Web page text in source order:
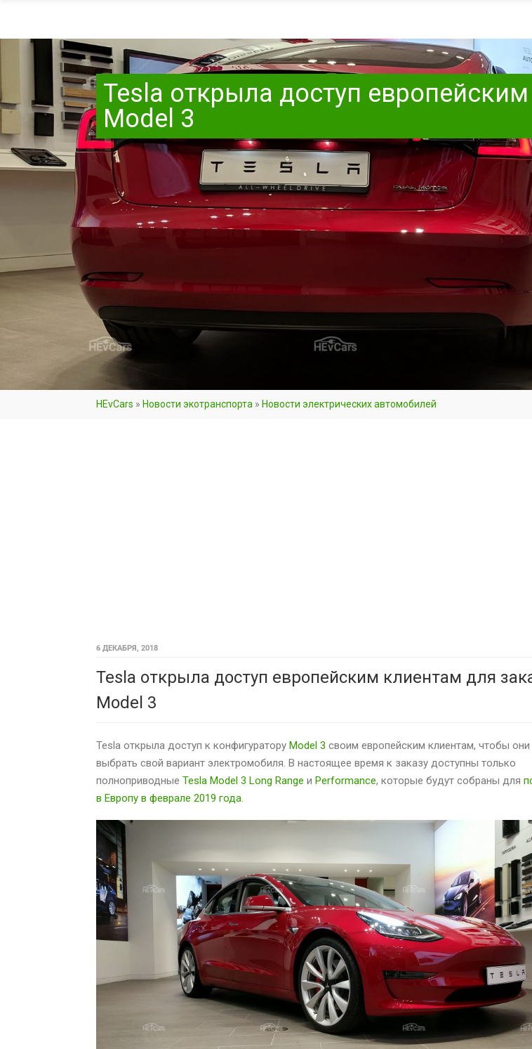
Tesla открыла доступ
Model 3
HEvCars » Новости экотранспорта » Новости электрических автомобилей
6 ДЕКАБРЯ, 2018
Tesla открыла доступ европейским клиентам для
Model 3
Tesla открыла доступ к конфигуратору Model 3 своим европейским клиентам, чтобы они
выбрать свой вариант электромобиля. В настоящее время к заказу доступны только
полноприводные Tesla Model 3 Long Range и Performance, которые будут собраны для
в Европу в феврале 2019 года.